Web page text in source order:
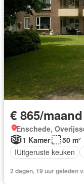
€ 865/maand
Enschede,
1 Kamer
50 m²
IUitgeruste keuken
2 dagen, 19 uur geleden